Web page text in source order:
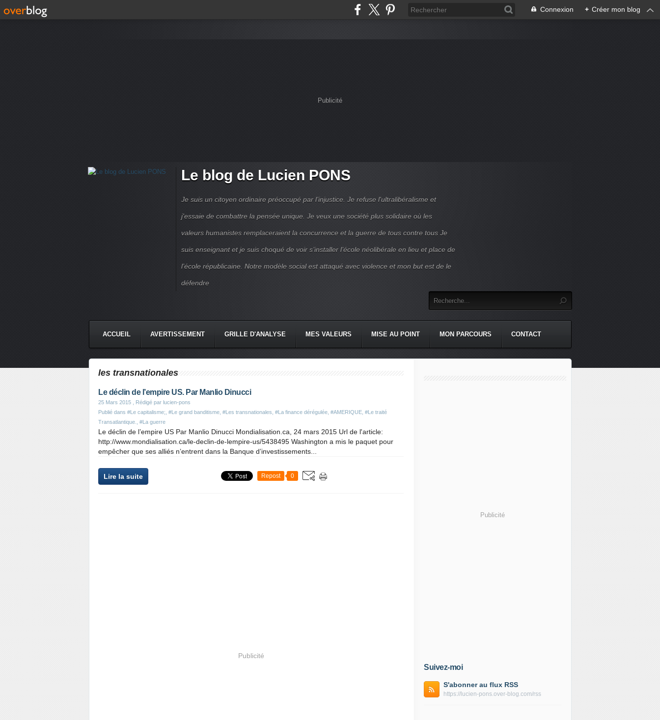
Connexion + Créer mon blog
Publicité
Le blog de Lucien PONS
Je suis un citoyen ordinaire préoccupé par l’injustice. Je refuse l'ultralibéralisme et
j'essaie de combattre la pensée unique. Je veux une société plus solidaire où les
valeurs humanistes remplaceraient la concurrence et la guerre de tous contre tous Je
suis enseignant et je suis choqué de voir s’installer l’école néolibérale en lieu et place de
l’école républicaine. Notre modèle social est attaqué avec violence et mon but est de le
défendre
ACCUEIL AVERTISSEMENT GRILLE D'ANALYSE MES VALEURS MISE AU POINT MON PARCOURS CONTACT
les transnationales
Le déclin de l’empire US. Par Manlio Dinucci
25 Mars 2015 , Rédigé par lucien-pons
Publié dans #Le capitalisme; #Le grand banditisme #Les transnationales #La finance dérégulée #AMERIQUE #Le traité
Transatlantique.
#La guerre
Le déclin de l’empire US Par Manlio Dinucci Mondialisation.ca, 24 mars 2015 Url de l'article:
http://www.mondialisation.ca/le-declin-de-lempire-us/5438495 Washington a mis le paquet pour
empêcher que ses alliés n’entrent dans la Banque d’investissements...
Lire la suite Repost 0
Publicité
Publicité
Suivez-moi
S'abonner au flux RSS
https://lucien-pons.over-blog.com/rss